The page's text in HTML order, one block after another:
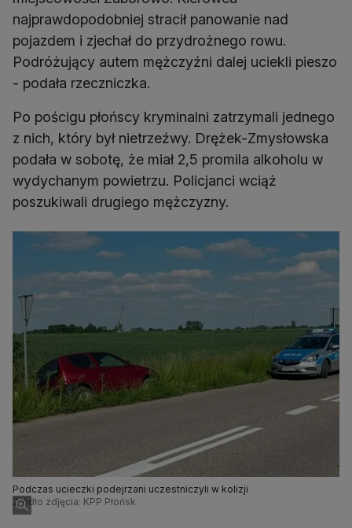
najprawdopodobniej stracił panowanie nad
pojazdem i zjechał do przydrożnego rowu.
Podróżujący autem mężczyźni dalej uciekli pieszo
- podała rzeczniczka.
Po pościgu płońscy kryminalni zatrzymali jednego
z nich, który był nietrzeźwy. Drężek-Zmysłowska
podała w sobotę, że miał 2,5 promila alkoholu w
wydychanym powietrzu. Policjanci wciąż
poszukiwali drugiego mężczyzny.
Podczas ucieczki podejrzani uczestniczyli w kolizji
Źródło zdjęcia: KPP Płońsk